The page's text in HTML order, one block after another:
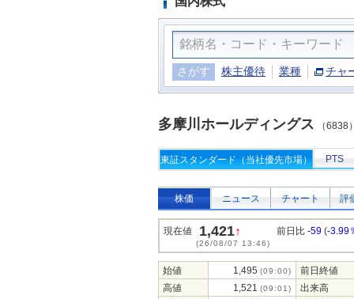
さがす 株主優待 業種 チャ
多摩川ホールディングス （6838
東証スタンダード（当社優先市場） PTS
株価 ニュース チャート 評
現在値 1,421↑
(26/08/07 13:46)
前日比 -59 (-3.99
始値 1,495 (09:00)
前日終値
高値
1,521 (09:01)
出来高